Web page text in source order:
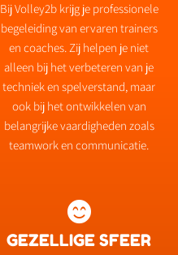
Bij Volley2b krijg je professionele
begeleiding van ervaren trainers
en coaches. Zij helpen je niet
alleen bij het verbeteren van je
techniek en spelverstand, maar
ook bij het ontwikkelen van
belangrijke vaardigheden zoals
teamwork en communicatie.
GEZELLIGE SFEER